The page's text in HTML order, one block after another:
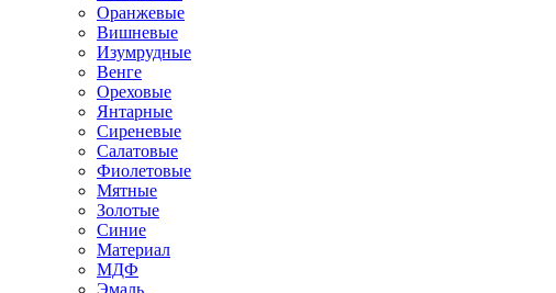
Оранжевые
Вишневые
Изумрудные
Венге
Ореховые
Янтарные
Сиреневые
Салатовые
Фиолетовые
Мятные
Золотые
Синие
Материал
МДФ
Эмаль